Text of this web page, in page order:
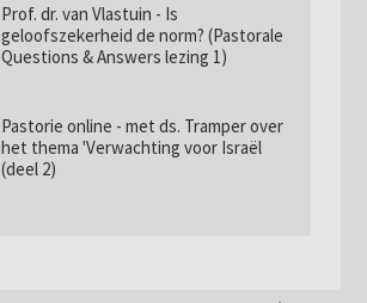
Prof. dr. van Vlastuin - Is
geloofszekerheid de norm? (Pastorale
Questions & Answers lezing 1)
Pastorie online - met ds. Tramper over
het thema 'Verwachting voor Israël
(deel 2)